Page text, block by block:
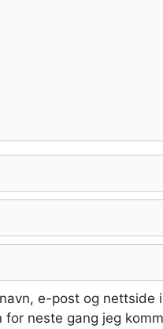
e-post og nettside
for neste gang jeg